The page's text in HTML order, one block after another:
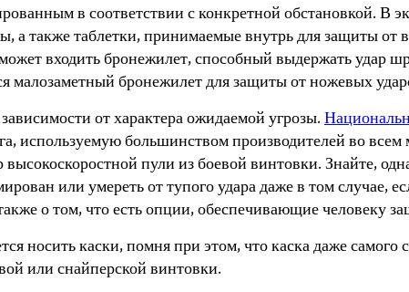
в соответствии с конкретной обстановкой. В
а также таблетки, принимаемые внутрь для защиты от
входить бронежилет, способный выдержать удар
малозаметный бронежилет для защиты от ножевых
от характера ожидаемой угрозы.
используемую большинством производителей во
пули из боевой винтовки. Знайте,
или умереть от тупого удара даже в том случае,
о том, что есть опции, обеспечивающие человеку
каски, помня при этом, что каска даже самого
или снайперской винтовки.